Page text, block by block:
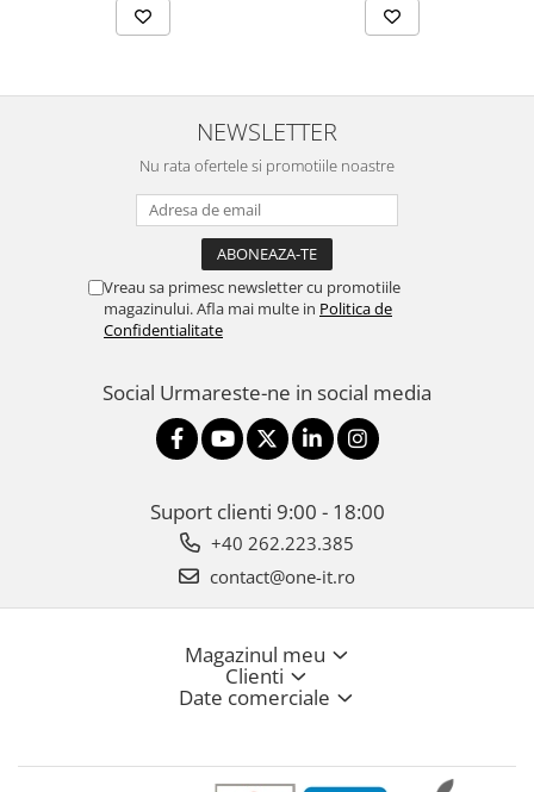
NEWSLETTER
Nu rata ofertele si promotiile noastre
Vreau sa primesc newsletter cu promotiile
magazinului. Afla mai multe in Politica de
Confidentialitate
Social Urmareste-ne in social media
Suport clienti 9:00 - 18:00
+40 262.223.385
contact@one-it.ro
Magazinul meu
Clienti
Date comerciale